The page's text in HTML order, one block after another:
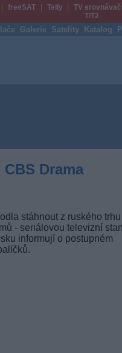
freeSAT Telly
TV srovnávač
T/T2
Galerie Satelity Katalog
Drama
stáhnout z ruského trhu
- seriálovou televizní
informují o postupném